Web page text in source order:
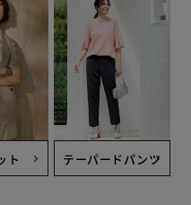
ト テーパードパンツ